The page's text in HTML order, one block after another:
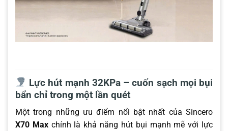
Lực hút mạnh 32KPa – cuốn sạch mọi bụi
bẩn chỉ trong một lần quét
Một trong những ưu điểm nổi bật nhất của Sincero
X70 Maxchính là khả năng hút bụi mạnh mẽ với lực